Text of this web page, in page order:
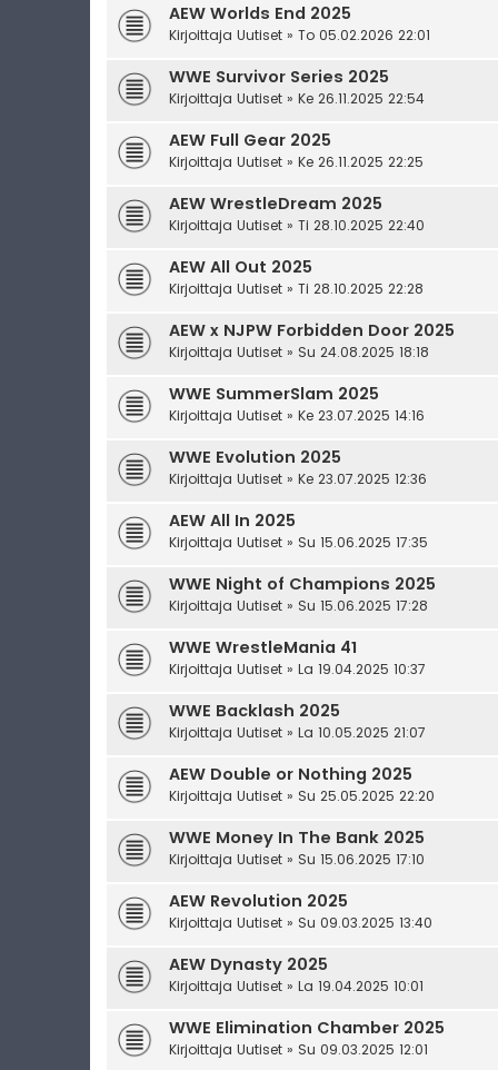
AEW Worlds End 2025
Kirjoittaja Uutiset » To 05.02.2026 22:01
WWE Survivor Series 2025
Kirjoittaja Uutiset » Ke 26.11.2025 22:54
AEW Full Gear 2025
Kirjoittaja Uutiset » Ke 26.11.2025 22:25
AEW WrestleDream 2025
Kirjoittaja Uutiset » Ti 28.10.2025 22:40
AEW All Out 2025
Kirjoittaja Uutiset » Ti 28.10.2025 22:28
AEW x NJPW Forbidden Door 2025
Kirjoittaja Uutiset » Su 24.08.2025 18:18
WWE SummerSlam 2025
Kirjoittaja Uutiset » Ke 23.07.2025 14:16
WWE Evolution 2025
Kirjoittaja Uutiset » Ke 23.07.2025 12:36
AEW All In 2025
Kirjoittaja Uutiset » Su 15.06.2025 17:35
WWE Night of Champions 2025
Kirjoittaja Uutiset » Su 15.06.2025 17:28
WWE WrestleMania 41
Kirjoittaja Uutiset » La 19.04.2025 10:37
WWE Backlash 2025
Kirjoittaja Uutiset » La 10.05.2025 21:07
AEW Double or Nothing 2025
Kirjoittaja Uutiset » Su 25.05.2025 22:20
WWE Money In The Bank 2025
Kirjoittaja Uutiset » Su 15.06.2025 17:10
AEW Revolution 2025
Kirjoittaja Uutiset » Su 09.03.2025 13:40
AEW Dynasty 2025
Kirjoittaja Uutiset » La 19.04.2025 10:01
WWE Elimination Chamber 2025
Kirjoittaja Uutiset » Su 09.03.2025 12:01